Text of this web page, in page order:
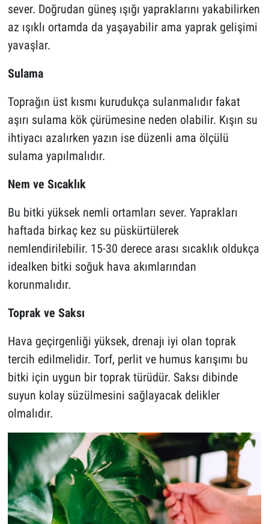
sever. Doğrudan güneş ışığı yapraklarını yakabilirken
az ışıklı ortamda da yaşayabilir ama yaprak gelişimi
yavaşlar.
Sulama
Toprağın üst kısmı kurudukça sulanmalıdır fakat
aşırı sulama kök çürümesine neden olabilir. Kışın su
ihtiyacı azalırken yazın ise düzenli ama ölçülü
sulama yapılmalıdır.
Nem ve Sıcaklık
Bu bitki yüksek nemli ortamları sever. Yaprakları
haftada birkaç kez su püskürtülerek
nemlendirilebilir. 15-30 derece arası sıcaklık oldukça
idealken bitki soğuk hava akımlarından
korunmalıdır.
Toprak ve Saksı
Hava geçirgenliği yüksek, drenajı iyi olan toprak
tercih edilmelidir. Torf, perlit ve humus karışımı bu
bitki için uygun bir toprak türüdür. Saksı dibinde
suyun kolay süzülmesini sağlayacak delikler
olmalıdır.